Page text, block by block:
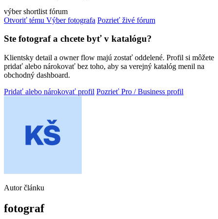
výber shortlist fórum
Otvoriť tému Výber fotografa Pozrieť živé fórum
Ste fotograf a chcete byť v katalógu?
Klientsky detail a owner flow majú zostať oddelené. Profil si môžete
pridať alebo nárokovať bez toho, aby sa verejný katalóg menil na
obchodný dashboard.
Pridať alebo nárokovať profil Pozrieť Pro / Business profil
Autor článku
fotograf